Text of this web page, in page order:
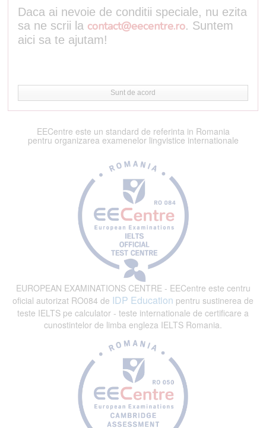
Daca ai nevoie de conditii speciale, nu ezita
sa ne scrii la contact@eecentre.ro. Suntem
aici sa te ajutam!
Sunt de acord
EECentre este un standard de referinta in Romania
pentru organizarea examenelor lingvistice internationale
EUROPEAN EXAMINATIONS CENTRE - EECentre este centru
oficial autorizat RO084 de IDP Education pentru sustinerea de
teste IELTS pe calculator - teste internationale de certificare a
cunostintelor de limba engleza IELTS Romania.